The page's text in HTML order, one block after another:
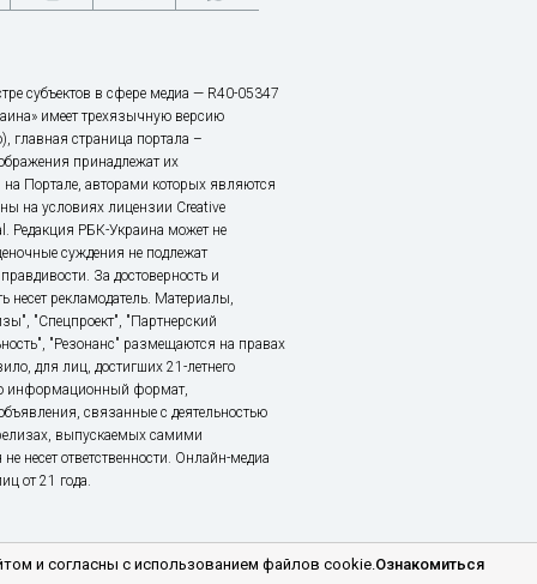
субъектов в сфере медиа — R40-05347
имеет трехязычную версию
главная страница портала –
принадлежат их
Портале, авторами которых являются
на условиях лицензии Creative
Редакция РБК-Украина может не
суждения не подлежат
За достоверность и
несет рекламодатель. Материалы,
"Спецпроект", "Партнерский
"Резонанс" размещаются на правах
для лиц, достигших 21-летнего
информационный формат,
связанные с деятельностью
выпускаемых самими
несет ответственности. Онлайн-медиа
от 21 года.
и согласны с использованием файлов cookie.Ознакомиться